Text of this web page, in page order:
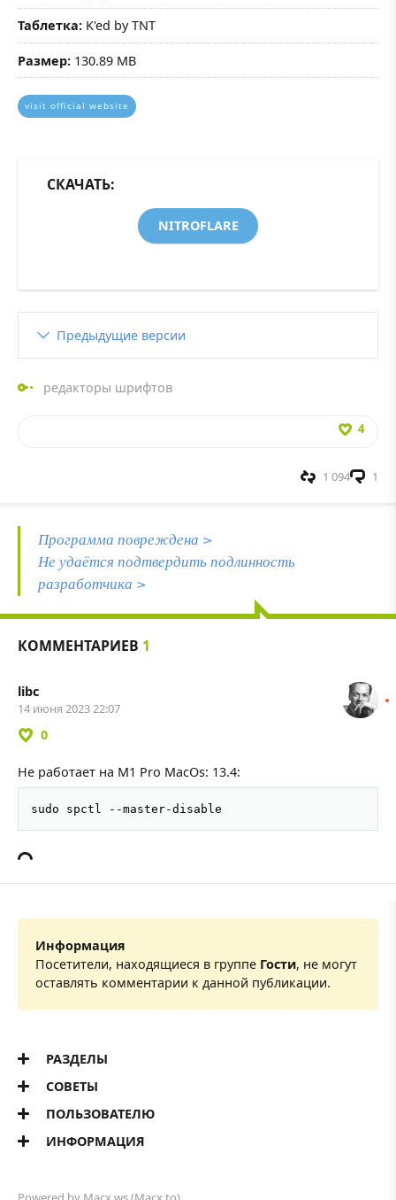
Таблетка: K'ed by TNT
Размер: 130.89 MB
visit official website
СКАЧАТЬ:
NITROFLARE
Предыдущие версии
редакторы шрифтов
4
1
1 094
Программа повреждена >
Не удаётся подтвердить подлинность
разработчика >
КОММЕНТАРИЕВ 1
libc
14 июня 2023 22:07
0
Не работает на M1 Pro MacOs: 13.4:
sudo spctl --master-disable
Информация
Посетители, находящиеся в группе Гости, не могут
оставлять комментарии к данной публикации.
РАЗДЕЛЫ
СОВЕТЫ
ПОЛЬЗОВАТЕЛЮ
ИНФОРМАЦИЯ